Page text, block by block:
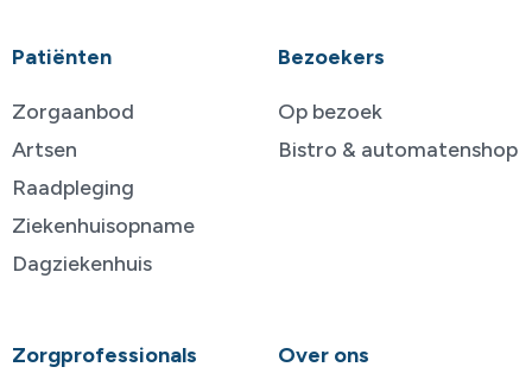
Patiënten
Zorgaanbod
Artsen
Raadpleging
Ziekenhuisopname
Dagziekenhuis
Bezoekers
Op bezoek
Bistro & automatenshop
Zorgprofessionals
Over ons